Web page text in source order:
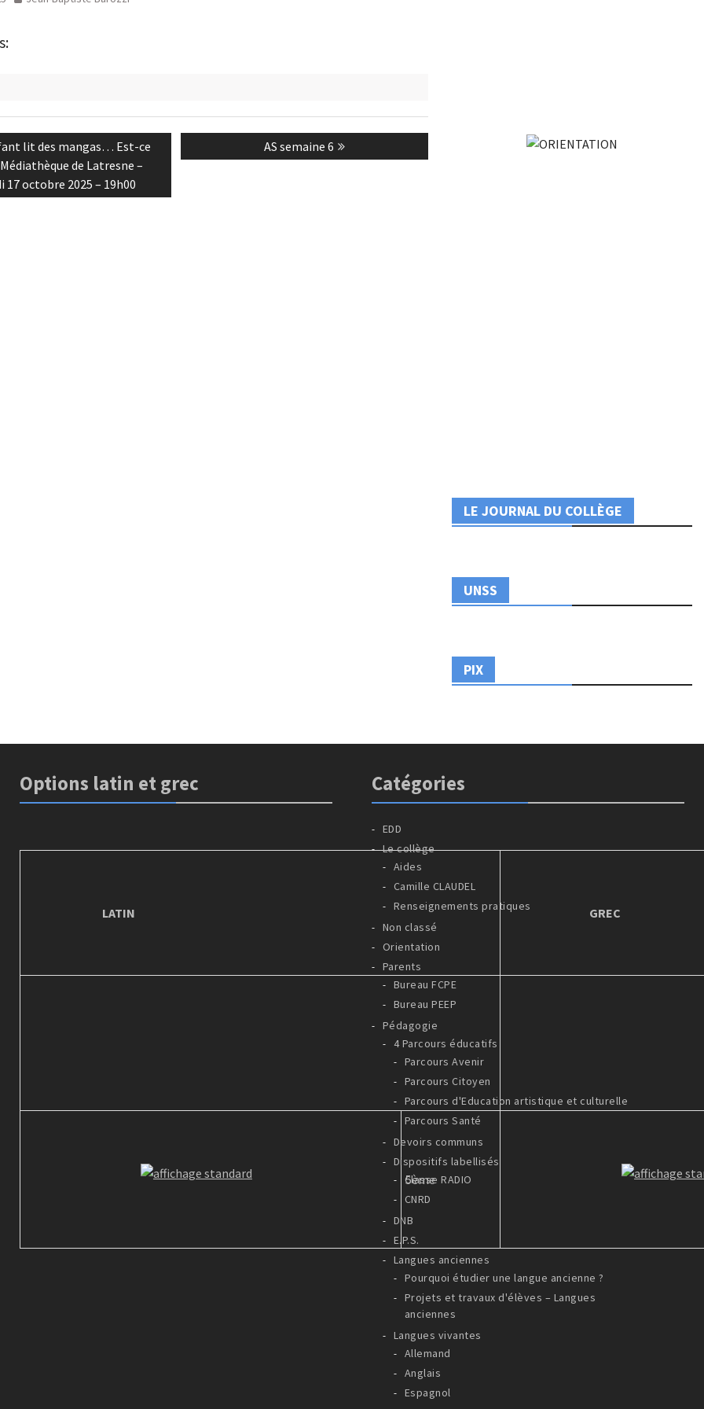
lit des mangas… Est-ce
de Latresne –
17 octobre 2025 – 19h00
Next
post:
AS semaine 6
LE JOURNAL DU COLLÈGE
UNSS
PIX
Options latin et grec
LATIN GREC
5ème
Catégories
EDD
Le collège
Aides
Camille CLAUDEL
Renseignements pratiques
Non classé
Orientation
Parents
Bureau FCPE
Bureau PEEP
Pédagogie
4 Parcours éducatifs
Parcours Avenir
Parcours Citoyen
Parcours d'Education artistique et culturelle
Parcours Santé
Devoirs communs
Dispositifs labellisés
Classe RADIO
CNRD
DNB
E.P.S.
Langues anciennes
Pourquoi étudier une langue ancienne ?
Projets et travaux d'élèves – Langues
anciennes
Langues vivantes
Allemand
Anglais
Espagnol